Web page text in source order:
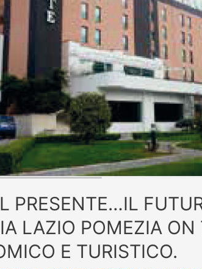
PRESENTE…IL
LAZIO POMEZIA
E TURISTICO.